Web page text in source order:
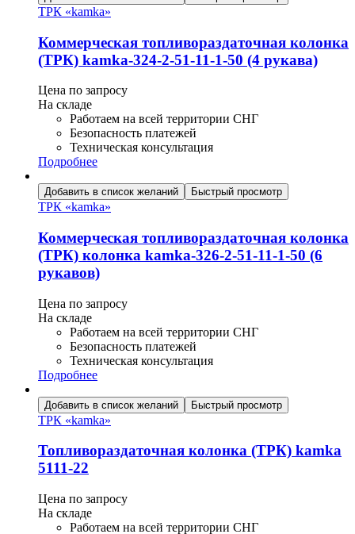
ТРК «kamka»
Коммерческая топливораздаточная колонка
(ТРК) kamka-324-2-51-11-1-50 (4 рукава)
Цена по запросу
На складе
Работаем на всей территории СНГ
Безопасность платежей
Техническая консультация
Подробнее
Добавить в список желаний Быстрый просмотр
ТРК «kamka»
Коммерческая топливораздаточная колонка
(ТРК) колонка kamka-326-2-51-11-1-50 (6
рукавов)
Цена по запросу
На складе
Работаем на всей территории СНГ
Безопасность платежей
Техническая консультация
Подробнее
Добавить в список желаний Быстрый просмотр
ТРК «kamka»
Топливораздаточная колонка (ТРК) kamka
5111-22
Цена по запросу
На складе
Работаем на всей территории СНГ